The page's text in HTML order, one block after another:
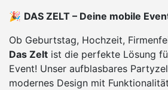
🎉 DAS ZELT – Deine mobile
Ob Geburtstag, Hochzeit,
Das Zelt ist die perfekte Lösung
Event! Unser aufblasbares
modernes Design mit